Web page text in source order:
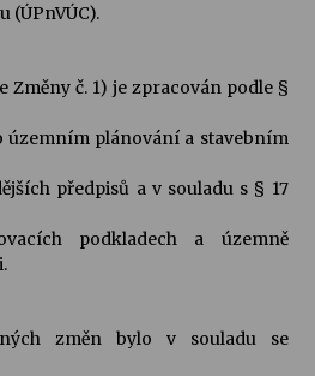
(ÚPnVÚC).
Změny č. 1) je zpracován podle §
územním plánování a stavebním
předpisů a v souladu s § 17
podkladech a územně
změn bylo v souladu se